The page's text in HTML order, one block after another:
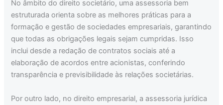
No âmbito do direito societário, uma assessoria bem
estruturada orienta sobre as melhores práticas para a
formação e gestão de sociedades empresariais, garantindo
que todas as obrigações legais sejam cumpridas. Isso
inclui desde a redação de contratos sociais até a
elaboração de acordos entre acionistas, conferindo
transparência e previsibilidade às relações societárias.
Por outro lado, no direito empresarial, a assessoria jurídica